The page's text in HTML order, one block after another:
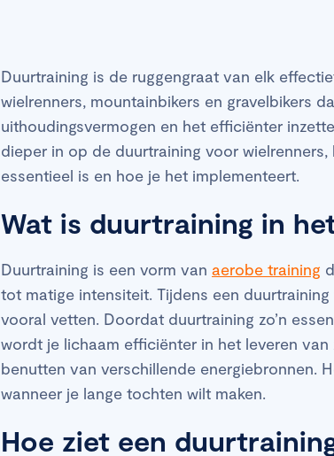
Duurtraining is de ruggengraat van elk
wielrenners, mountainbikers en gravelbikers
uithoudingsvermogen en het efficiënter
dieper in op de duurtraining voor
essentieel is en hoe je het implementeert.
Wat is duurtraining in
Duurtraining is een vorm van aerobe training
tot matige intensiteit. Tijdens een
vooral vetten. Doordat duurtraining zo’n
wordt je lichaam efficiënter in het leveren
benutten van verschillende energiebronnen.
wanneer je lange tochten wilt maken.
Hoe ziet een